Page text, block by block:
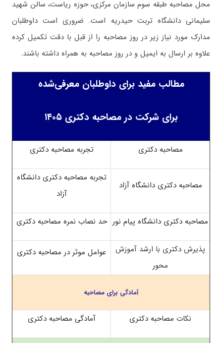
محل مصاحبه طبقه سوم سازمان مرکزی، حوزه ریاست، سالن شهید
سلیمانی دانشگاه تربت حیدریه است. ضروری است داوطلبان
مدارک مورد نیاز زیر در روز مصاحبه را از قبل با دقت تکمیل کرده
علاوه بر ارسال به ایمیل و در روز مصاحبه به همراه داشته باشند.
مطالب مفید برای داوطلبان معرفی‌شده
برای شرکت در مصاحبه دکتری ۱۴۰۵
مصاحبه دکتری تجربه مصاحبه دکتری
مصاحبه دکتری دانشگاه آزاد
تجربه مصاحبه دکتری دانشگاه
آزاد
مصاحبه دکتری دانشگاه پیام نور حد نصاب نمره مصاحبه دکتری
پذیرش دکتری با ارشد آموزش
محور
عوامل موثر در مصاحبه دکتری
آمادگی برای مصاحبه
نکات مصاحبه دکتری آمادگی مصاحبه دکتری